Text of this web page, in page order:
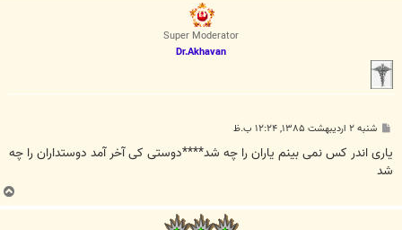
Super Moderator
Dr.Akhavan
پ
ت
شنبه ۲ اردیبهشت ۱۳۸۵, ۱۲:۲۴ ب.ظ
یاری اندر کس نمی بینم یاران را چه شد****دوستی کی آخر آمد دوستداران را چه
شد
ب
ا